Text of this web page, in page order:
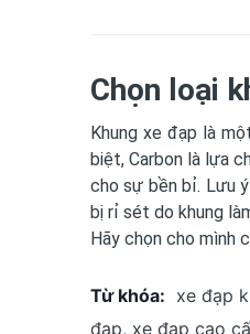
Chọn loại
Khung xe đạp là
biệt, Carbon là lựa
cho sự bền bỉ. Lưu
bị rỉ sét do khung
Hãy chọn cho mình
Từ khóa: xe đạp
đạp, xe đạp cao